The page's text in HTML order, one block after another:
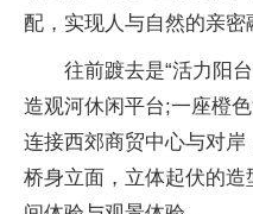
配，实现人与自然的亲密
往前踱去是“活力阳
造观河休闲平台;一座橙
连接西郊商贸中心与对
桥身立面，立体起伏的